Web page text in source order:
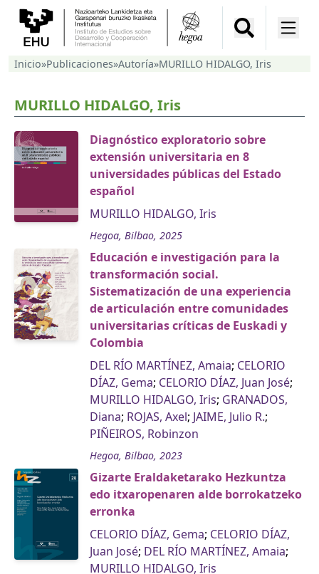
Inicio»Publicaciones»Autoría»MURILLO HIDALGO, Iris
MURILLO HIDALGO, Iris
Diagnóstico exploratorio sobre
extensión universitaria en 8
universidades públicas del Estado
español
MURILLO HIDALGO, Iris
Hegoa, Bilbao, 2025
Educación e investigación para la
transformación social.
Sistematización de una experiencia
de articulación entre comunidades
universitarias críticas de Euskadi y
Colombia
DEL RÍO MARTÍNEZ, Amaia; CELORIO
DÍAZ, Gema; CELORIO DÍAZ, Juan José;
MURILLO HIDALGO, Iris; GRANADOS,
Diana; ROJAS, Axel; JAIME, Julio R.;
PIÑEIROS, Robinzon
Hegoa, Bilbao, 2023
Gizarte Eraldaketarako Hezkuntza
edo itxaropenaren alde borrokatzeko
erronka
CELORIO DÍAZ, Gema; CELORIO DÍAZ,
Juan José; DEL RÍO MARTÍNEZ, Amaia;
MURILLO HIDALGO, Iris